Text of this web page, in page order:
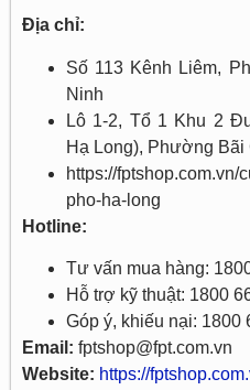
Địa chỉ:
Số 113 Kênh Liêm,
Ninh
Lô 1-2, Tổ 1 Khu 2
Hạ Long), Phường Bãi
https://fptshop.com.vn/
pho-ha-long
Hotline:
Tư vấn mua hàng:
Hỗ trợ kỹ thuật: 1800
Góp ý, khiếu nại: 1800
Email: fptshop@fpt.com.vn
Website: https://